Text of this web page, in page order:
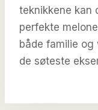
teknikkene kan
perfekte
både familie og
de søteste